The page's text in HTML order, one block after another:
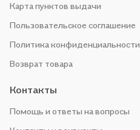
Карта пунктов выдачи
Пользовательское соглашение
Политика конфиденциальности
Возврат товара
Контакты
Помощь и ответы на вопросы